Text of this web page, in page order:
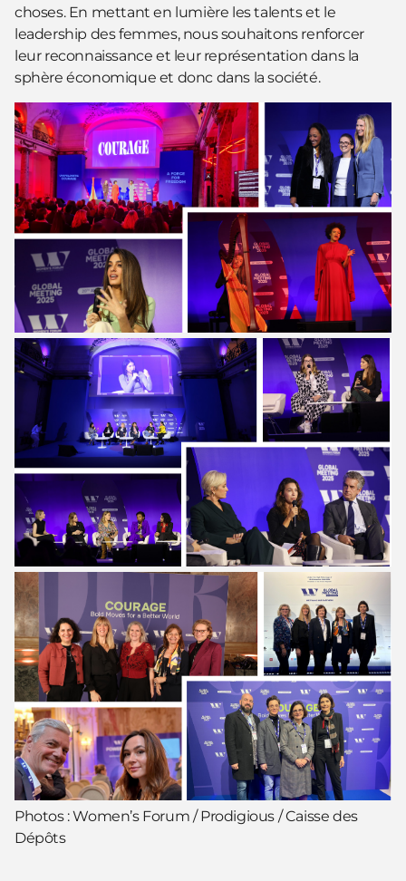
choses. En mettant en lumière les talents et le
leadership des femmes, nous souhaitons renforcer
leur reconnaissance et leur représentation dans la
sphère économique et donc dans la société.
Photos : Women’s Forum / Prodigious / Caisse des
Dépôts